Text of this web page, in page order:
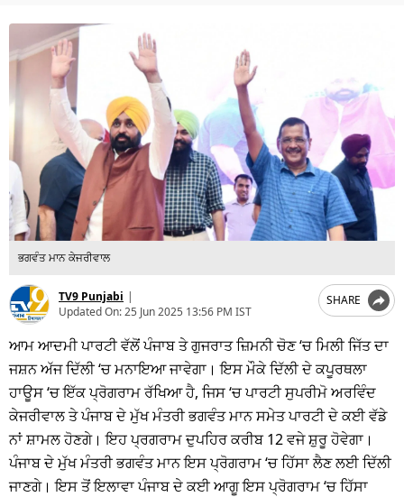
ਭਗਵੰਤ ਮਾਨ ਕੇਜਰੀਵਾਲ
TV9 Punjabi |
Updated On:25 Jun 2025 13:56 PM IST
SHARE
ਆਮ ਆਦਮੀ ਪਾਰਟੀ ਵੱਲੋਂ ਪੰਜਾਬ ਤੇ ਗੁਜਰਾਤ ਜ਼ਿਮਨੀ ਚੋਣ ‘ਚ ਮਿਲੀ ਜਿੱਤ ਦਾ
ਜਸ਼ਨ ਅੱਜ ਦਿੱਲੀ ‘ਚ ਮਨਾਇਆ ਜਾਵੇਗਾ। ਇਸ ਮੌਕੇ ਦਿੱਲੀ ਦੇ ਕਪੂਰਥਲਾ
ਹਾਊਸ ‘ਚ ਇੱਕ ਪ੍ਰੋਗਰਾਮ ਰੱਖਿਆ ਹੈ, ਜਿਸ ‘ਚ ਪਾਰਟੀ ਸੁਪਰੀਮੋ ਅਰਵਿੰਦ
ਕੇਜਰੀਵਾਲ ਤੇ ਪੰਜਾਬ ਦੇ ਮੁੱਖ ਮੰਤਰੀ ਭਗਵੰਤ ਮਾਨ ਸਮੇਤ ਪਾਰਟੀ ਦੇ ਕਈ ਵੱਡੇ
ਨਾਂ ਸ਼ਾਮਲ ਹੋਣਗੇ। ਇਹ ਪ੍ਰਗਰਾਮ ਦੁਪਹਿਰ ਕਰੀਬ 12 ਵਜੇ ਸ਼ੁਰੂ ਹੋਵੇਗਾ।
ਪੰਜਾਬ ਦੇ ਮੁੱਖ ਮੰਤਰੀ ਭਗਵੰਤ ਮਾਨ ਇਸ ਪ੍ਰੋਗਰਾਮ ‘ਚ ਹਿੱਸਾ ਲੈਣ ਲਈ ਦਿੱਲੀ
ਜਾਣਗੇ। ਇਸ ਤੋਂ ਇਲਾਵਾ ਪੰਜਾਬ ਦੇ ਕਈ ਆਗੂ ਇਸ ਪ੍ਰੋਗਰਾਮ ‘ਚ ਹਿੱਸਾ